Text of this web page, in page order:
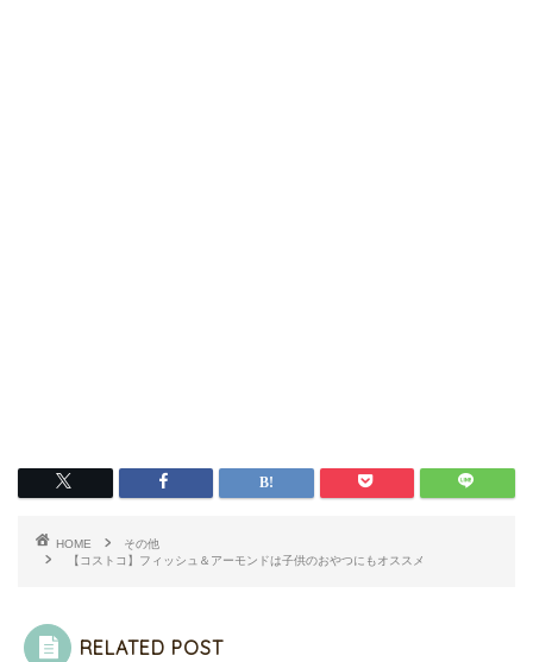
HOME
その他
【コストコ】フィッシュ＆アーモンドは子供のおやつにもオススメ
RELATED POST